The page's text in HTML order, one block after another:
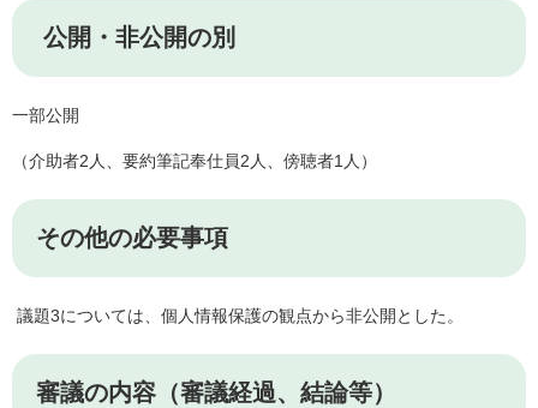
公開・非公開の別
一部公開
（介助者2人、要約筆記奉仕員2人、傍聴者1人）
その他の必要事項
議題3については、個人情報保護の観点から非公開とした。
審議の内容（審議経過、結論等）